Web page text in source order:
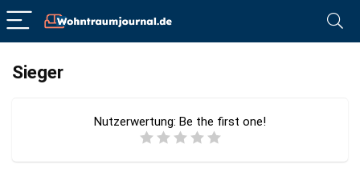
Sieger
Nutzerwertung: Be the first one!